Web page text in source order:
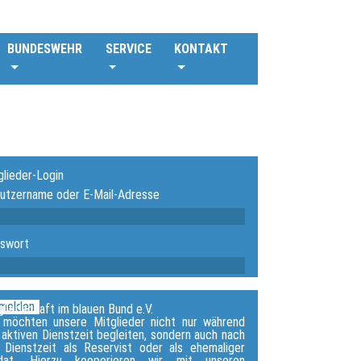
BUNDESWEHR SERVICE KONTAKT
Login
oder E-Mail-Adresse
im blauen Bund e.V.
unsere Mitglieder nicht nur während
Dienstzeit begleiten, sondern auch nach
als Reservist oder als ehemaliger